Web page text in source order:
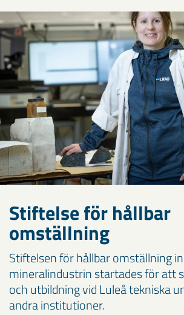
Stiftelse för hållbar
omställning
Stiftelsen för hållbar omställning
mineralindustrin startades för att
och utbildning vid Luleå tekniska
andra institutioner.